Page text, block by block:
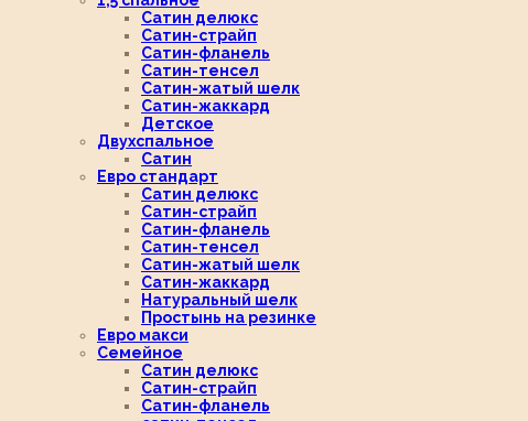
Сатин делюкс
Сатин-страйп
Сатин-фланель
Сатин-тенсел
Сатин-жатый шелк
Сатин-жаккард
Детское
Двухспальное
Сатин
Евро стандарт
Сатин делюкс
Сатин-страйп
Сатин-фланель
Сатин-тенсел
Сатин-жатый шелк
Сатин-жаккард
Натуральный шелк
Простынь на резинке
Евро макси
Семейное
Сатин делюкс
Сатин-страйп
Сатин-фланель